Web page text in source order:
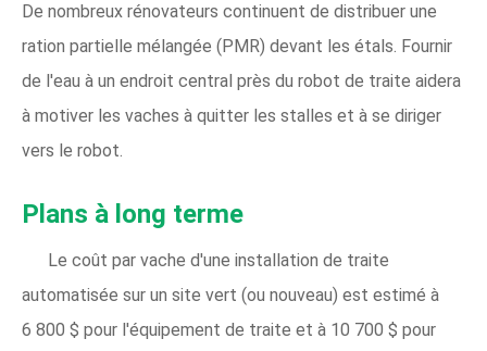
De nombreux rénovateurs continuent de distribuer une
ration partielle mélangée (PMR) devant les étals. Fournir
de l'eau à un endroit central près du robot de traite aidera
à motiver les vaches à quitter les stalles et à se diriger
vers le robot.
Plans à long terme
Le coût par vache d'une installation de traite
automatisée sur un site vert (ou nouveau) est estimé à
6 800 $ pour l'équipement de traite et à 10 700 $ pour